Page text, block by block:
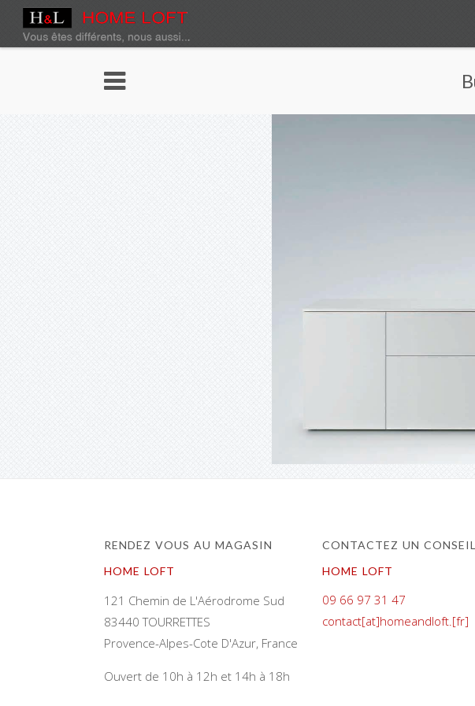
RENDEZ VOUS AU MAGASIN
HOME LOFT
121 Chemin de L'Aérodrome Sud
83440 TOURRETTES
Provence-Alpes-Cote D'Azur, France
Ouvert de 10h à 12h et 14h à 18h
CONTACTEZ UN
HOME LOFT
09 66 97 31 47
contact[at]homeandloft.[fr]